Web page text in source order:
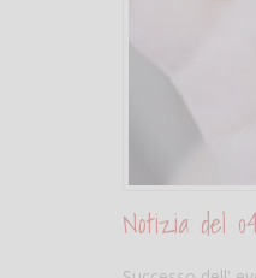
Notizia del